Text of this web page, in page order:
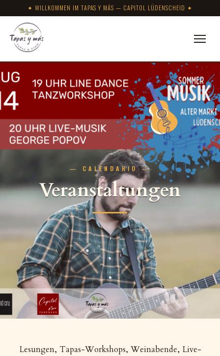
✦ WILLKOMMEN IM TAPAS Y MÁS — CAPITOL LÜDENSCHEID ✦
— CALENDARIO —
Veranstaltungen
Lesungen, Tapas-Workshops, Weinabende, Live-